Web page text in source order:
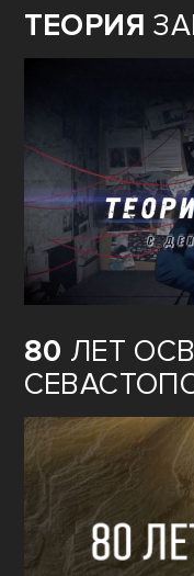
ТЕОРИЯ
80 ЛЕТ